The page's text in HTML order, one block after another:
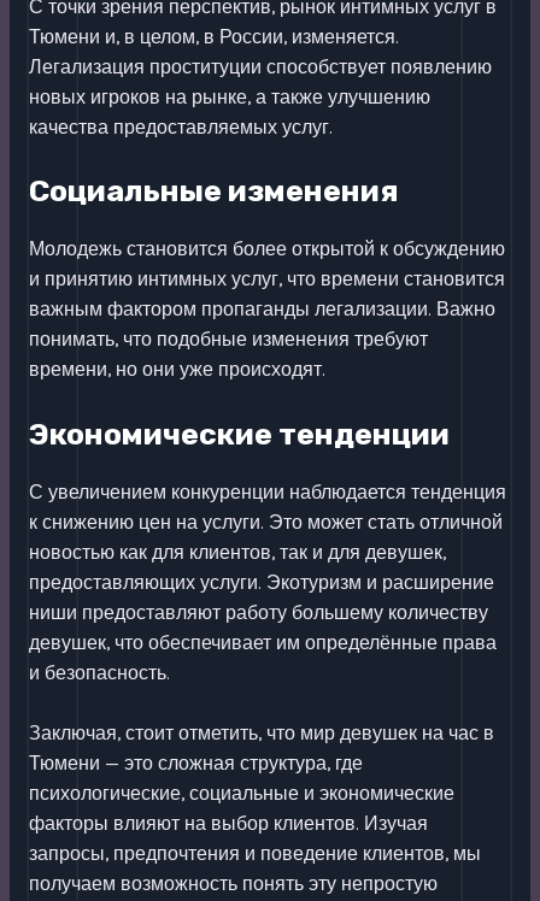
С точки зрения перспектив, рынок интимных услуг в
Тюмени и, в целом, в России, изменяется.
Легализация проституции способствует появлению
новых игроков на рынке, а также улучшению
качества предоставляемых услуг.
Социальные изменения
Молодежь становится более открытой к обсуждению
и принятию интимных услуг, что времени становится
важным фактором пропаганды легализации. Важно
понимать, что подобные изменения требуют
времени, но они уже происходят.
Экономические тенденции
С увеличением конкуренции наблюдается тенденция
к снижению цен на услуги. Это может стать отличной
новостью как для клиентов, так и для девушек,
предоставляющих услуги. Экотуризм и расширение
ниши предоставляют работу большему количеству
девушек, что обеспечивает им определённые права
и безопасность.
Заключая, стоит отметить, что мир девушек на час в
Тюмени — это сложная структура, где
психологические, социальные и экономические
факторы влияют на выбор клиентов. Изучая
запросы, предпочтения и поведение клиентов, мы
получаем возможность понять эту непростую